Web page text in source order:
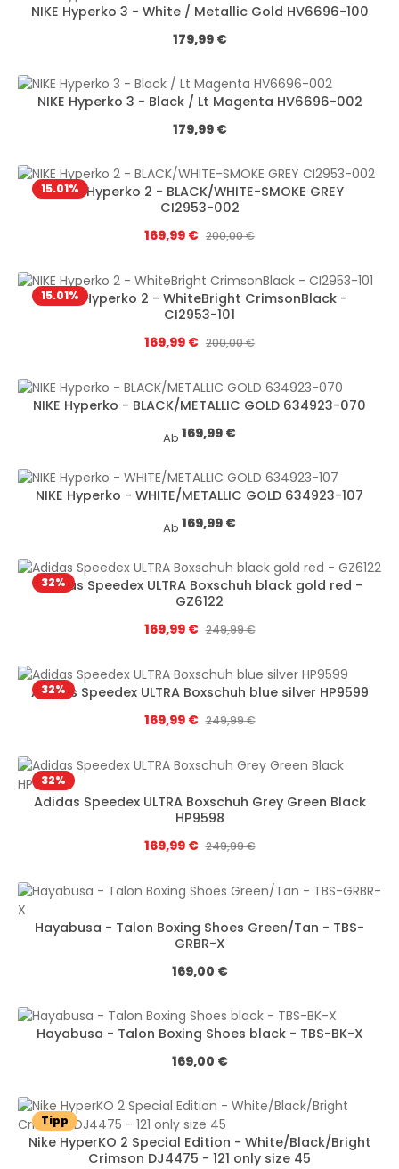
NIKE Hyperko 3 - White / Metallic Gold HV6696-100
Regulärer Preis:
179,99 €
NIKE Hyperko 3 - Black / Lt Magenta HV6696-002
Regulärer Preis:
179,99 €
15.01%
NIKE Hyperko 2 - BLACK/WHITE-SMOKE GREY
CI2953-002
Verkaufspreis:
169,99 € Regulärer Preis:
200,00 €
15.01%
NIKE Hyperko 2 - WhiteBright CrimsonBlack -
CI2953-101
Verkaufspreis:
169,99 € Regulärer Preis:
200,00 €
NIKE Hyperko - BLACK/METALLIC GOLD 634923-070
Regulärer Preis:
Ab 169,99 €
NIKE Hyperko - WHITE/METALLIC GOLD 634923-107
Regulärer Preis:
Ab 169,99 €
32%
Adidas Speedex ULTRA Boxschuh black gold red -
GZ6122
Verkaufspreis:
169,99 € Regulärer Preis:
249,99 €
32%
Adidas Speedex ULTRA Boxschuh blue silver HP9599
Verkaufspreis:
169,99 € Regulärer Preis:
249,99 €
32%
Adidas Speedex ULTRA Boxschuh Grey Green Black
HP9598
Verkaufspreis:
169,99 € Regulärer Preis:
249,99 €
Hayabusa - Talon Boxing Shoes Green/Tan - TBS-
GRBR-X
Regulärer Preis:
169,00 €
Hayabusa - Talon Boxing Shoes black - TBS-BK-X
Regulärer Preis:
169,00 €
Tipp
Nike HyperKO 2 Special Edition - White/Black/Bright
Crimson DJ4475 - 121 only size 45